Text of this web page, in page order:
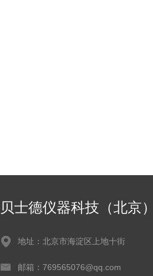
贝士德仪器科技（北京
地址：北京市海淀区上地十街
邮箱：769565076@qq.com